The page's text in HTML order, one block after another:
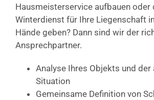
Hausmeisterservice aufbauen oder
Winterdienst für Ihre Liegenschaft
Hände geben? Dann sind wir der
Ansprechpartner.
Analyse Ihres Objekts und der
Situation
Gemeinsame Definition von